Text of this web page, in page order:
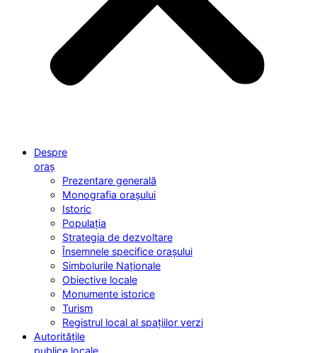
Despre
oraș
Prezentare generală
Monografia orașului
Istoric
Populația
Strategia de dezvoltare
Însemnele specifice orașului
Simbolurile Naționale
Obiective locale
Monumente istorice
Turism
Registrul local al spațiilor verzi
Autoritățile
publice locale